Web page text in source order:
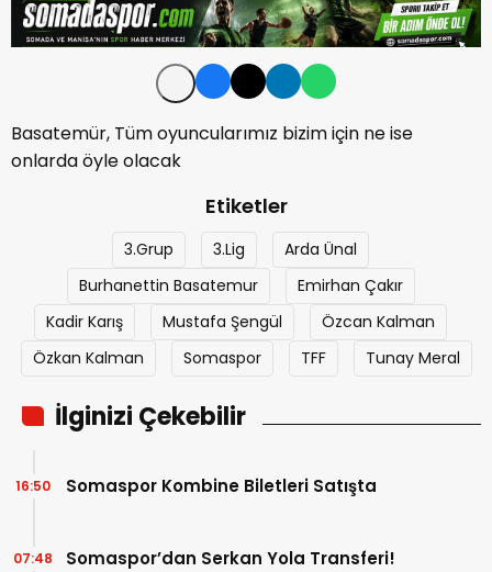
Basatemür, Tüm oyuncularımız bizim için ne ise
onlarda öyle olacak
Etiketler
3.Grup 3.Lig
Arda Ünal
Burhanettin Basatemur
Emirhan Çakır
Kadir Karış
Mustafa Şengül
Özcan Kalman
Özkan Kalman
Somaspor TFF Tunay Meral
İlginizi Çekebilir
Somaspor Kombine Biletleri Satışta
16:50
Somaspor’dan Serkan Yola Transferi!
07:48